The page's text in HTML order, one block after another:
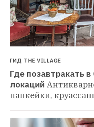
ГИД THE VILLAGE
Где позавтракать
локаций
панкейки,